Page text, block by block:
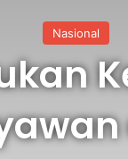
Nasional